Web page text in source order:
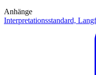
Anhänge
Interpretationsstandard,